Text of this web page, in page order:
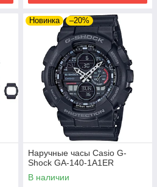
Новинка –20%
Наручные часы Casio G-
Shock GA-140-1A1ER
В наличии